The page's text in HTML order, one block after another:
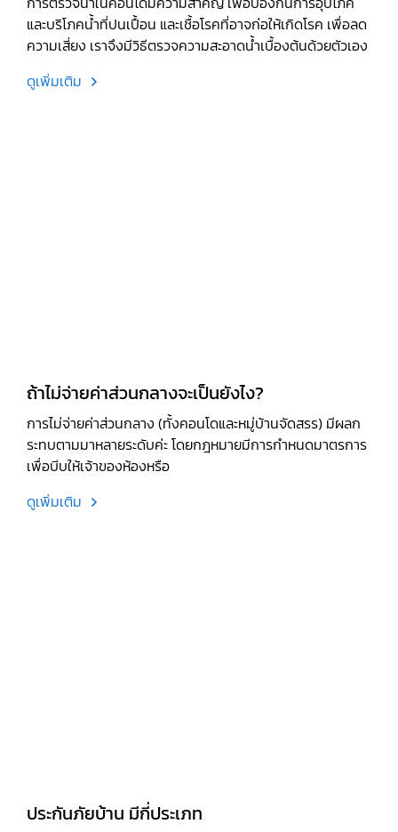
และบริโภคน้ำที่ปนเปื้อน และเชื้อโรคที่อาจก่อให้เกิดโรค เพื่อลด
ความเสี่ยง เราจึงมีวิธีตรวจความสะอาดน้ำเบื้องต้นด้วยตัวเอง
ดูเพิ่มเติม
ถ้าไม่จ่ายค่าส่วนกลางจะเป็นยังไง?
การไม่จ่ายค่าส่วนกลาง (ทั้งคอนโดและหมู่บ้านจัดสรร) มีผลก
ระทบตามมาหลายระดับค่ะ โดยกฎหมายมีการกำหนดมาตรการ
เพื่อบีบให้เจ้าของห้องหรือ
ดูเพิ่มเติม
ประกันภัยบ้าน มีกี่ประเภท